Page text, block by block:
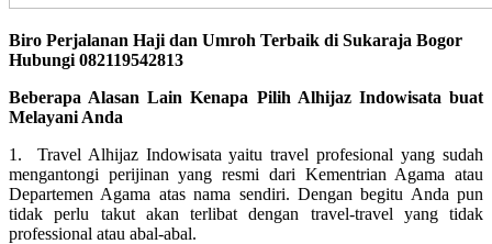
Biro Perjalanan Haji dan Umroh Terbaik di Sukaraja Bogor
Hubungi 082119542813
Beberapa Alasan Lain Kenapa Pilih Alhijaz Indowisata buat
Melayani Anda
1. Travel Alhijaz Indowisata yaitu travel profesional yang sudah
mengantongi perijinan yang resmi dari Kementrian Agama atau
Departemen Agama atas nama sendiri. Dengan begitu Anda pun
tidak perlu takut akan terlibat dengan travel-travel yang tidak
professional atau abal-abal.